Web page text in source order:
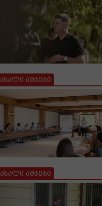
ახალი ამბები
ახალი ამბები